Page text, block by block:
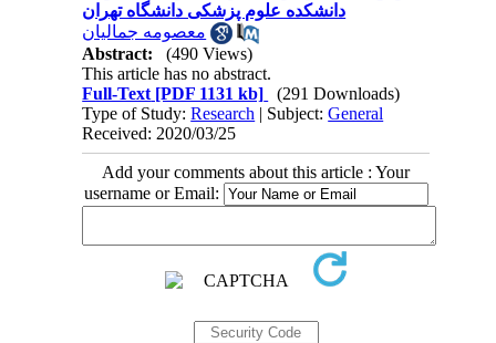
دانشکده علوم پزشکی دانشگاه تهران
معصومه جمالیان
Abstract:
(490 Views)
This article has no abstract.
Full-Text [PDF 1131 kb]
(291 Downloads)
Type of Study:Research | Subject:General
Received: 2020/03/25
Add your comments about this article : Your
username or Email: